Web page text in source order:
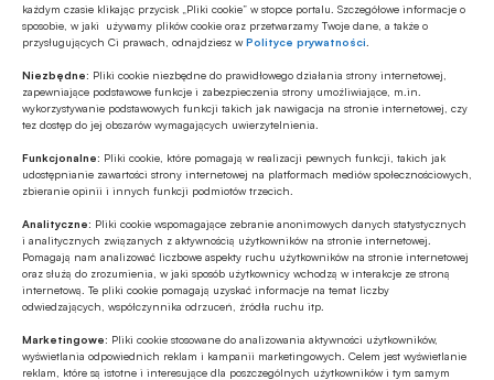
każdym czasie klikając przycisk „Pliki cookie” w stopce portalu. Szczegółowe informacje o
sposobie, w jaki używamy plików cookie oraz przetwarzamy Twoje dane, a także o
przysługujących Ci prawach, odnajdziesz wPolityce prywatności
Niezbędne: Pliki cookie niezbędne do prawidłowego działania strony internetowej,
zapewniające podstawowe funkcje i zabezpieczenia strony umożliwiające, m.in.
wykorzystywanie podstawowych funkcji takich jak nawigacja na stronie internetowej, czy
tez dostęp do jej obszarów wymagających uwierzytelnienia.
Funkcjonalne: Pliki cookie, które pomagają w realizacji pewnych funkcji, takich jak
udostępnianie zawartości strony internetowej na platformach mediów społecznościowych,
zbieranie opinii i innych funkcji podmiotów trzecich.
Analityczne: Pliki cookie wspomagające zebranie anonimowych danych statystycznych
i analitycznych związanych z aktywnością użytkowników na stronie internetowej.
Pomagają nam analizować liczbowe aspekty ruchu użytkowników na stronie internetowej
oraz służą do zrozumienia, w jaki sposób użytkownicy wchodzą w interakcje ze stroną
internetową. Te pliki cookie pomagają uzyskać informacje na temat liczby
odwiedzających, współczynnika odrzuceń, źródła ruchu itp.
Marketingowe: Pliki cookie stosowane do analizowania aktywności użytkowników,
wyświetlania odpowiednich reklam i kampanii marketingowych. Celem jest wyświetlanie
reklam, które są istotne i interesujące dla poszczególnych użytkowników i tym samym
Najnowsze
EDUKACJA FINANSOWA
Od kieszonkowego po płatności
bezgotówkowe – wakacyjna przygoda
z finansami
EDUKACJA FINANSOWA
wtedy dzieci zapamiętują wiedzę
finansową łatwiej i szybciej
MULTIMEDIA
Jakie są zalety fazy Discovery?